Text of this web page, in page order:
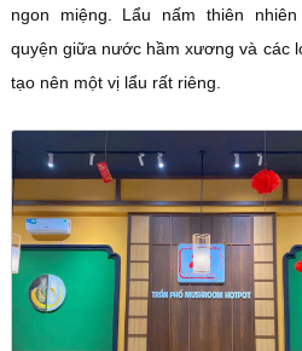
ngon miệng. Lẩu nấm thiên
quyện giữa nước hầm xương và các
tạo nên một vị lẩu rất riêng.